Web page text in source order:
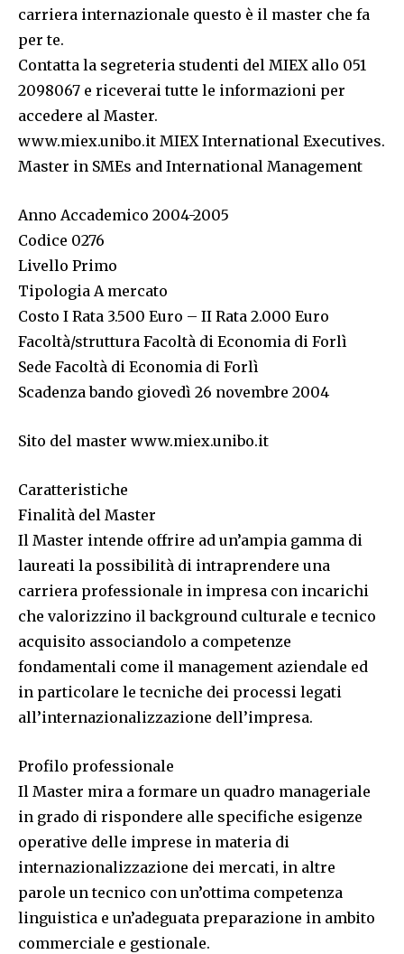
carriera internazionale questo è il master che fa
per te.
Contatta la segreteria studenti del MIEX allo 051
2098067 e riceverai tutte le informazioni per
accedere al Master.
www.miex.unibo.it MIEX International Executives.
Master in SMEs and International Management
Anno Accademico 2004-2005
Codice 0276
Livello Primo
Tipologia A mercato
Costo I Rata 3.500 Euro – II Rata 2.000 Euro
Facoltà/struttura Facoltà di Economia di Forlì
Sede Facoltà di Economia di Forlì
Scadenza bando giovedì 26 novembre 2004
Sito del master www.miex.unibo.it
Caratteristiche
Finalità del Master
Il Master intende offrire ad un’ampia gamma di
laureati la possibilità di intraprendere una
carriera professionale in impresa con incarichi
che valorizzino il background culturale e tecnico
acquisito associandolo a competenze
fondamentali come il management aziendale ed
in particolare le tecniche dei processi legati
all’internazionalizzazione dell’impresa.
Profilo professionale
Il Master mira a formare un quadro manageriale
in grado di rispondere alle specifiche esigenze
operative delle imprese in materia di
internazionalizzazione dei mercati, in altre
parole un tecnico con un’ottima competenza
linguistica e un’adeguata preparazione in ambito
commerciale e gestionale.